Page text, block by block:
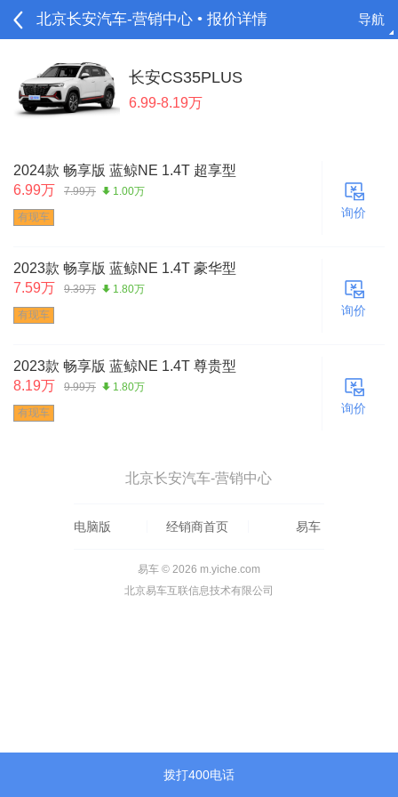
北京长安汽车-营销中心 • 报价详情 导航
长安CS35PLUS
6.99-8.19万
2024款 畅享版 蓝鲸NE 1.4T 超享型
6.99万
7.99万 1.00万
有现车 询价
2023款 畅享版 蓝鲸NE 1.4T 豪华型
7.59万
9.39万 1.80万
有现车 询价
2023款 畅享版 蓝鲸NE 1.4T 尊贵型
8.19万
9.99万 1.80万
有现车 询价
拨打400电话
北京长安汽车-营销中心
电脑版 经销商首页 易车
易车 © 2026 m.yiche.com
北京易车互联信息技术有限公司